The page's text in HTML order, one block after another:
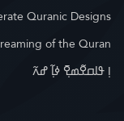
Quranic Designs
of the Quran
ߊ߲ ߟߊߛߐ߬ߘߐ߲߫ ߦߊ߲߬ ߝߍ߬